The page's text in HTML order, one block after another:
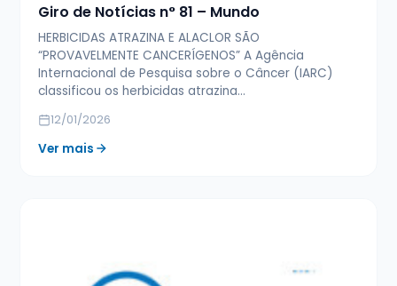
Giro de Notícias n° 81 – Mundo
HERBICIDAS ATRAZINA E ALACLOR SÃO
“PROVAVELMENTE CANCERÍGENOS” A Agência
Internacional de Pesquisa sobre o Câncer (IARC)
classificou os herbicidas atrazina…
12/01/2026
Ver mais